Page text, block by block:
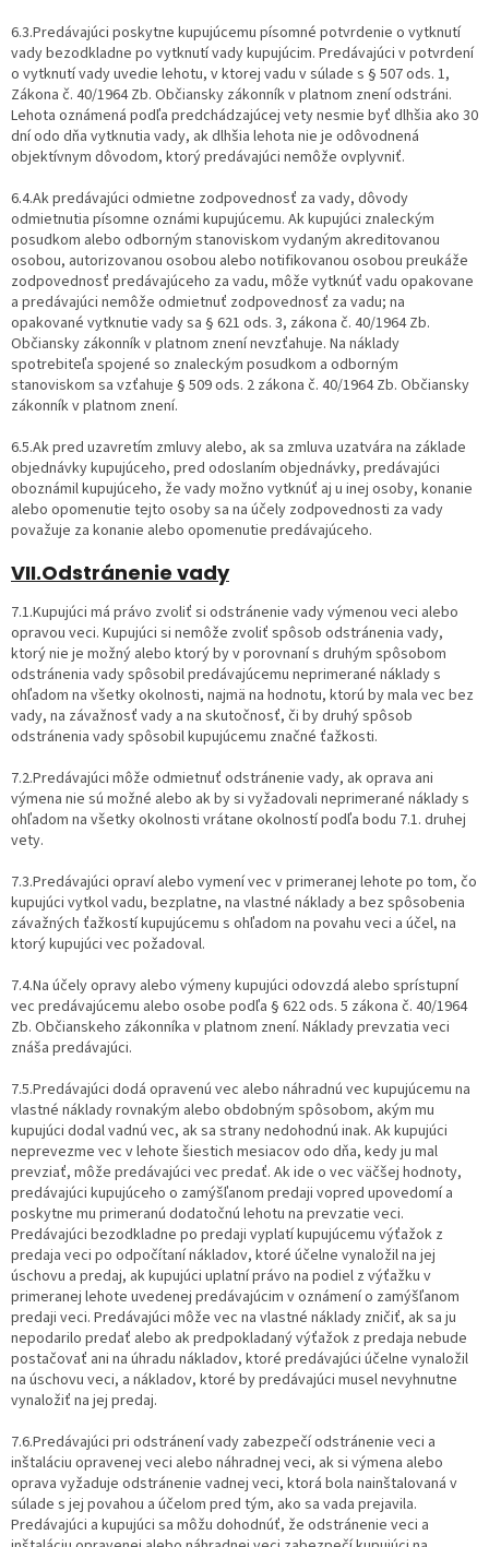
6.3.Predávajúci poskytne kupujúcemu písomné potvrdenie o vytknutí
vady bezodkladne po vytknutí vady kupujúcim. Predávajúci v potvrdení
o vytknutí vady uvedie lehotu, v ktorej vadu v súlade s § 507 ods. 1,
Zákona č. 40/1964 Zb. Občiansky zákonník v platnom znení odstráni.
Lehota oznámená podľa predchádzajúcej vety nesmie byť dlhšia ako 30
dní odo dňa vytknutia vady, ak dlhšia lehota nie je odôvodnená
objektívnym dôvodom, ktorý predávajúci nemôže ovplyvniť.
6.4.Ak predávajúci odmietne zodpovednosť za vady, dôvody
odmietnutia písomne oznámi kupujúcemu. Ak kupujúci znaleckým
posudkom alebo odborným stanoviskom vydaným akreditovanou
osobou, autorizovanou osobou alebo notifikovanou osobou preukáže
zodpovednosť predávajúceho za vadu, môže vytknúť vadu opakovane
a predávajúci nemôže odmietnuť zodpovednosť za vadu; na
opakované vytknutie vady sa § 621 ods. 3, zákona č. 40/1964 Zb.
Občiansky zákonník v platnom znení nevzťahuje. Na náklady
spotrebiteľa spojené so znaleckým posudkom a odborným
stanoviskom sa vzťahuje § 509 ods. 2 zákona č. 40/1964 Zb. Občiansky
zákonník v platnom znení.
6.5.Ak pred uzavretím zmluvy alebo, ak sa zmluva uzatvára na základe
objednávky kupujúceho, pred odoslaním objednávky, predávajúci
oboznámil kupujúceho, že vady možno vytknúť aj u inej osoby, konanie
alebo opomenutie tejto osoby sa na účely zodpovednosti za vady
považuje za konanie alebo opomenutie predávajúceho.
VII.Odstránenie vady
7.1.Kupujúci má právo zvoliť si odstránenie vady výmenou veci alebo
opravou veci. Kupujúci si nemôže zvoliť spôsob odstránenia vady,
ktorý nie je možný alebo ktorý by v porovnaní s druhým spôsobom
odstránenia vady spôsobil predávajúcemu neprimerané náklady s
ohľadom na všetky okolnosti, najmä na hodnotu, ktorú by mala vec bez
vady, na závažnosť vady a na skutočnosť, či by druhý spôsob
odstránenia vady spôsobil kupujúcemu značné ťažkosti.
7.2.Predávajúci môže odmietnuť odstránenie vady, ak oprava ani
výmena nie sú možné alebo ak by si vyžadovali neprimerané náklady s
ohľadom na všetky okolnosti vrátane okolností podľa bodu 7.1. druhej
vety.
7.3.Predávajúci opraví alebo vymení vec v primeranej lehote po tom, čo
kupujúci vytkol vadu, bezplatne, na vlastné náklady a bez spôsobenia
závažných ťažkostí kupujúcemu s ohľadom na povahu veci a účel, na
ktorý kupujúci vec požadoval.
7.4.Na účely opravy alebo výmeny kupujúci odovzdá alebo sprístupní
vec predávajúcemu alebo osobe podľa § 622 ods. 5 zákona č. 40/1964
Zb. Občianskeho zákonníka v platnom znení. Náklady prevzatia veci
znáša predávajúci.
7.5.Predávajúci dodá opravenú vec alebo náhradnú vec kupujúcemu na
vlastné náklady rovnakým alebo obdobným spôsobom, akým mu
kupujúci dodal vadnú vec, ak sa strany nedohodnú inak. Ak kupujúci
neprevezme vec v lehote šiestich mesiacov odo dňa, kedy ju mal
prevziať, môže predávajúci vec predať. Ak ide o vec väčšej hodnoty,
predávajúci kupujúceho o zamýšľanom predaji vopred upovedomí a
poskytne mu primeranú dodatočnú lehotu na prevzatie veci.
Predávajúci bezodkladne po predaji vyplatí kupujúcemu výťažok z
predaja veci po odpočítaní nákladov, ktoré účelne vynaložil na jej
úschovu a predaj, ak kupujúci uplatní právo na podiel z výťažku v
primeranej lehote uvedenej predávajúcim v oznámení o zamýšľanom
predaji veci. Predávajúci môže vec na vlastné náklady zničiť, ak sa ju
nepodarilo predať alebo ak predpokladaný výťažok z predaja nebude
postačovať ani na úhradu nákladov, ktoré predávajúci účelne vynaložil
na úschovu veci, a nákladov, ktoré by predávajúci musel nevyhnutne
vynaložiť na jej predaj.
7.6.Predávajúci pri odstránení vady zabezpečí odstránenie veci a
inštaláciu opravenej veci alebo náhradnej veci, ak si výmena alebo
oprava vyžaduje odstránenie vadnej veci, ktorá bola nainštalovaná v
súlade s jej povahou a účelom pred tým, ako sa vada prejavila.
Predávajúci a kupujúci sa môžu dohodnúť, že odstránenie veci a